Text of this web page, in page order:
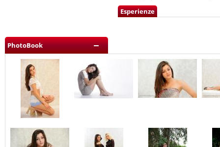
Esperienze
PhotoBook